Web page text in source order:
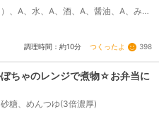
、A、水、A、酒、A、醤油、A、みり
調理時間：約10分 つくったよ 398
ちゃのレンジで煮物☆お弁当に
糖、めんつゆ(3倍濃厚)